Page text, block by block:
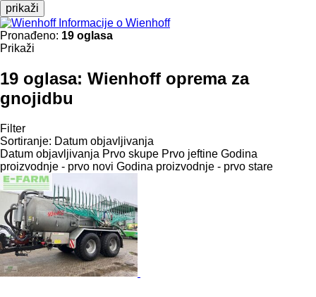
prikaži
Informacije o Wienhoff
Pronađeno: 19 oglasa
Prikaži
19 oglasa: Wienhoff oprema za
gnojidbu
Filter
Sortiranje: Datum objavljivanja
Datum objavljivanja Prvo skupe Prvo jeftine Godina
proizvodnje - prvo novi Godina proizvodnje - prvo stare